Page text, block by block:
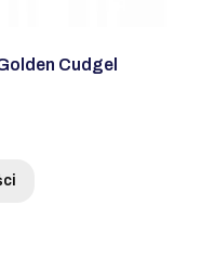
Cudgel